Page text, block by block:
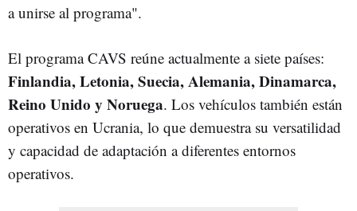
a unirse al programa".
El programa CAVS reúne actualmente a siete países:
Finlandia, Letonia, Suecia, Alemania, Dinamarca,
Reino Unido y Noruega. Los vehículos también están
operativos en Ucrania, lo que demuestra su versatilidad
y capacidad de adaptación a diferentes entornos
operativos.